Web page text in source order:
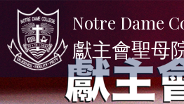
Notre Dame
獻主會聖母